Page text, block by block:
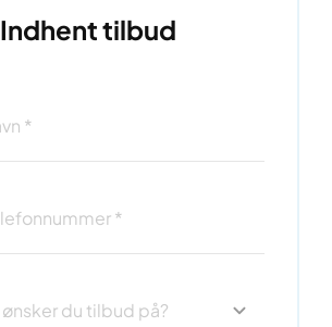
Indhent tilbud